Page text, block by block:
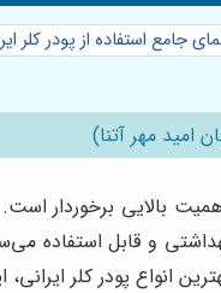
جامع استفاده از پودر
امید مهر آتنا)
بالایی برخوردار
و قابل استفاده
انواع پودر کلر